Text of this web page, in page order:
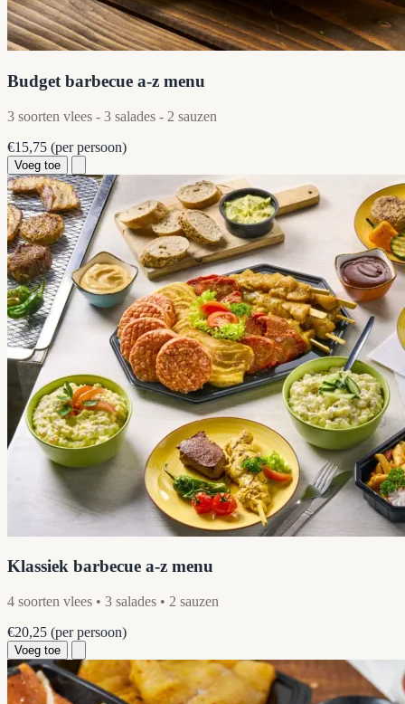
Budget barbecue a-z menu
3 soorten vlees - 3 salades - 2 sauzen
€15,75 (per persoon)
Voeg toe
Klassiek barbecue a-z menu
4 soorten vlees • 3 salades • 2 sauzen
€20,25 (per persoon)
Voeg toe